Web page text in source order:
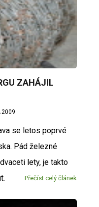
ZAHÁJIL
se letos poprvé
Pád železné
lety, je takto
Přečíst celý článek